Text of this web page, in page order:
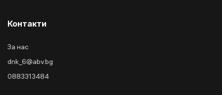
Контакти
За нас
dnk_6@abv.bg
0883313484